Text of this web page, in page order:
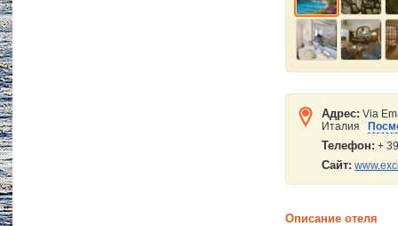
Адрес: Via
Италия
Телефон: +
Сайт:
Описание отеля